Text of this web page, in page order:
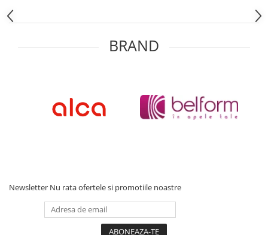
Rezervoare aparente
Corpuri iluminat
Oglinzi cu iluminare
Dulapuri de baie
Rafturi incastrate
Accesorii pentru mobila
BRAND
Newsletter Nu rata ofertele si promotiile noastre